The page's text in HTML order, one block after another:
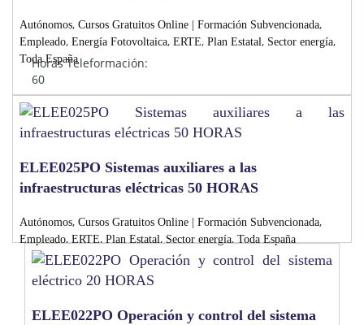
Autónomos, Cursos Gratuitos Online | Formación Subvencionada,
Empleado, Energía Fotovoltaica, ERTE, Plan Estatal, Sector energía,
Toda España
Horas Teleformación:
60
ELEE025PO Sistemas auxiliares a las
infraestructuras eléctricas 50 HORAS
Autónomos, Cursos Gratuitos Online | Formación Subvencionada,
Empleado,ERTE,Plan Estatal,Sector energía,Toda España
ELEE022PO Operación y control del sistema